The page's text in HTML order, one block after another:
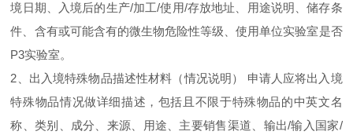
境日期、入境后的生产/加工/使用/存放地址、用途说明、储存条
件、含有或可能含有的微生物危险性等级、使用单位实验室是否
P3实验室。
2、出入境特殊物品描述性材料（情况说明） 申请人应将出入境
特殊物品情况做详细描述，包括且不限于特殊物品的中英文名
称、类别、成分、来源、用途、主要销售渠道、输出/输入国家/